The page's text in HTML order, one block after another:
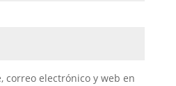
correo electrónico y web en